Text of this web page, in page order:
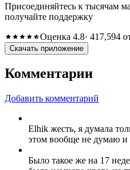
Присоединяйтесь к тысячам
получайте поддержку
Оценка 4.8· 417,594
Скачать приложение
Комментарии
Добавить комментарий
Elhik жесть, я думала
этом вообще не думаю и
Было такое же на 17